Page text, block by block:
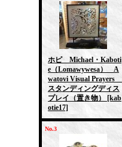
ホピ Michael・Kaboti
e（Lomawywesa） A
watovi Visual Prayers
スタンディングディス
プレイ（置き物）
[kab
otie17]
No.3